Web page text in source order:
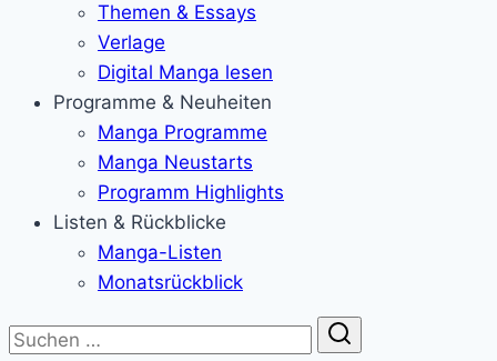
Themen & Essays
Verlage
Digital Manga lesen
Programme & Neuheiten
Manga Programme
Manga Neustarts
Programm Highlights
Listen & Rückblicke
Manga-Listen
Monatsrückblick
Suche